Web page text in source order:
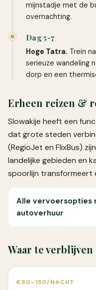
mijnstadje met de
overnachting.
Dag 5-7
Hoge Tatra. Trein
serieuze wandeling
dorp en een
Erheen reizen &
Slowakije heeft een
dat grote steden
(RegioJet en FlixBus)
landelijke gebieden en
spoorlijn transformeert
Alle vervoersopties
autoverhuur
Waar te verblijven
€60-150/NACHT